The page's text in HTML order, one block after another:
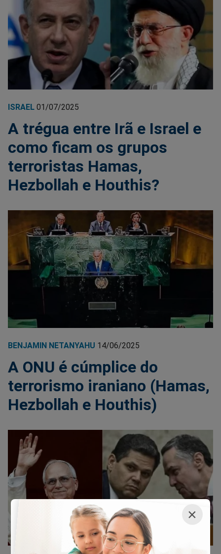
×
ISRAEL 01/07/2025
A trégua entre Irã e Israel e
como ficam os grupos
terroristas Hamas,
Hezbollah e Houthis?
BENJAMIN NETANYAHU 14/06/2025
A ONU é cúmplice do
terrorismo iraniano (Hamas,
Hezbollah e Houthis)